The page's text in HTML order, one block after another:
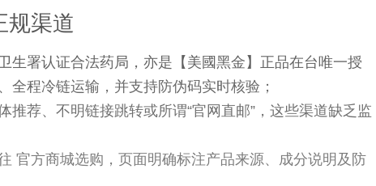
规渠道
生署认证合法药局，亦是【美國黑金】正品在台唯一授
全程冷链运输，并支持防伪码实时核验；
推荐、不明链接跳转或所谓“官网直邮”，这些渠道缺乏监
官方商城选购，页面明确标注产品来源、成分说明及防